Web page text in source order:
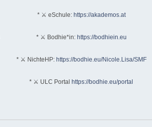
* ⚔ eSchule: https://akademos.at
* ⚔ Bodhie*in: https://bodhiein.eu
* ⚔ NichteHP: https://bodhie.eu/Nicole.Lisa/SMF
* ⚔ ULC Portal https://bodhie.eu/portal